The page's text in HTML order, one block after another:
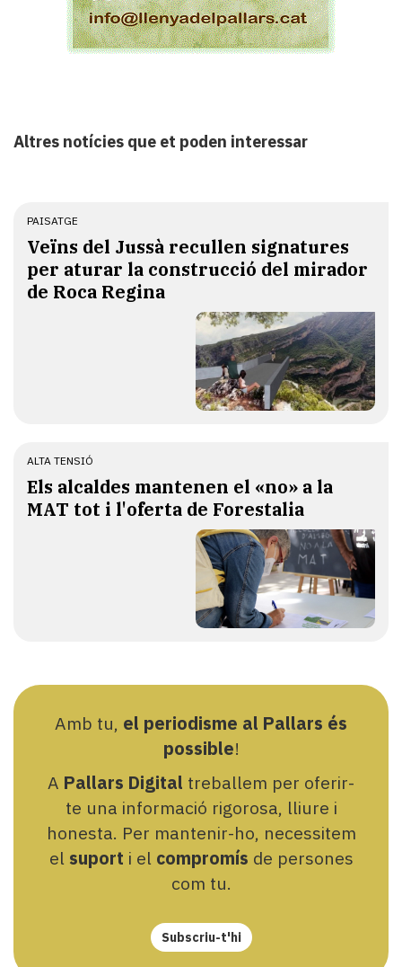
Altres notícies que et poden interessar
PAISATGE
Veïns del Jussà recullen signatures
per aturar la construcció del mirador
de Roca Regina
ALTA TENSIÓ
Els alcaldes mantenen el «no» a la
MAT tot i l'oferta de Forestalia
Amb tu, el periodisme al Pallars és
possible!
A Pallars Digital treballem per oferir-
te una informació rigorosa, lliure i
honesta. Per mantenir-ho, necessitem
el suport i el compromís de persones
com tu.
Subscriu-t'hi